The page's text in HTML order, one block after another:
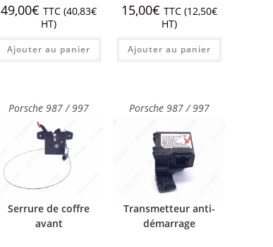
49,00€ TTC (40,83€
HT)
Ajouter au panier
15,00€ TTC (12,50€
HT)
Ajouter au panier
Porsche 987 / 997
Serrure de coffre
avant
Porsche 987 / 997
Transmetteur anti-
démarrage